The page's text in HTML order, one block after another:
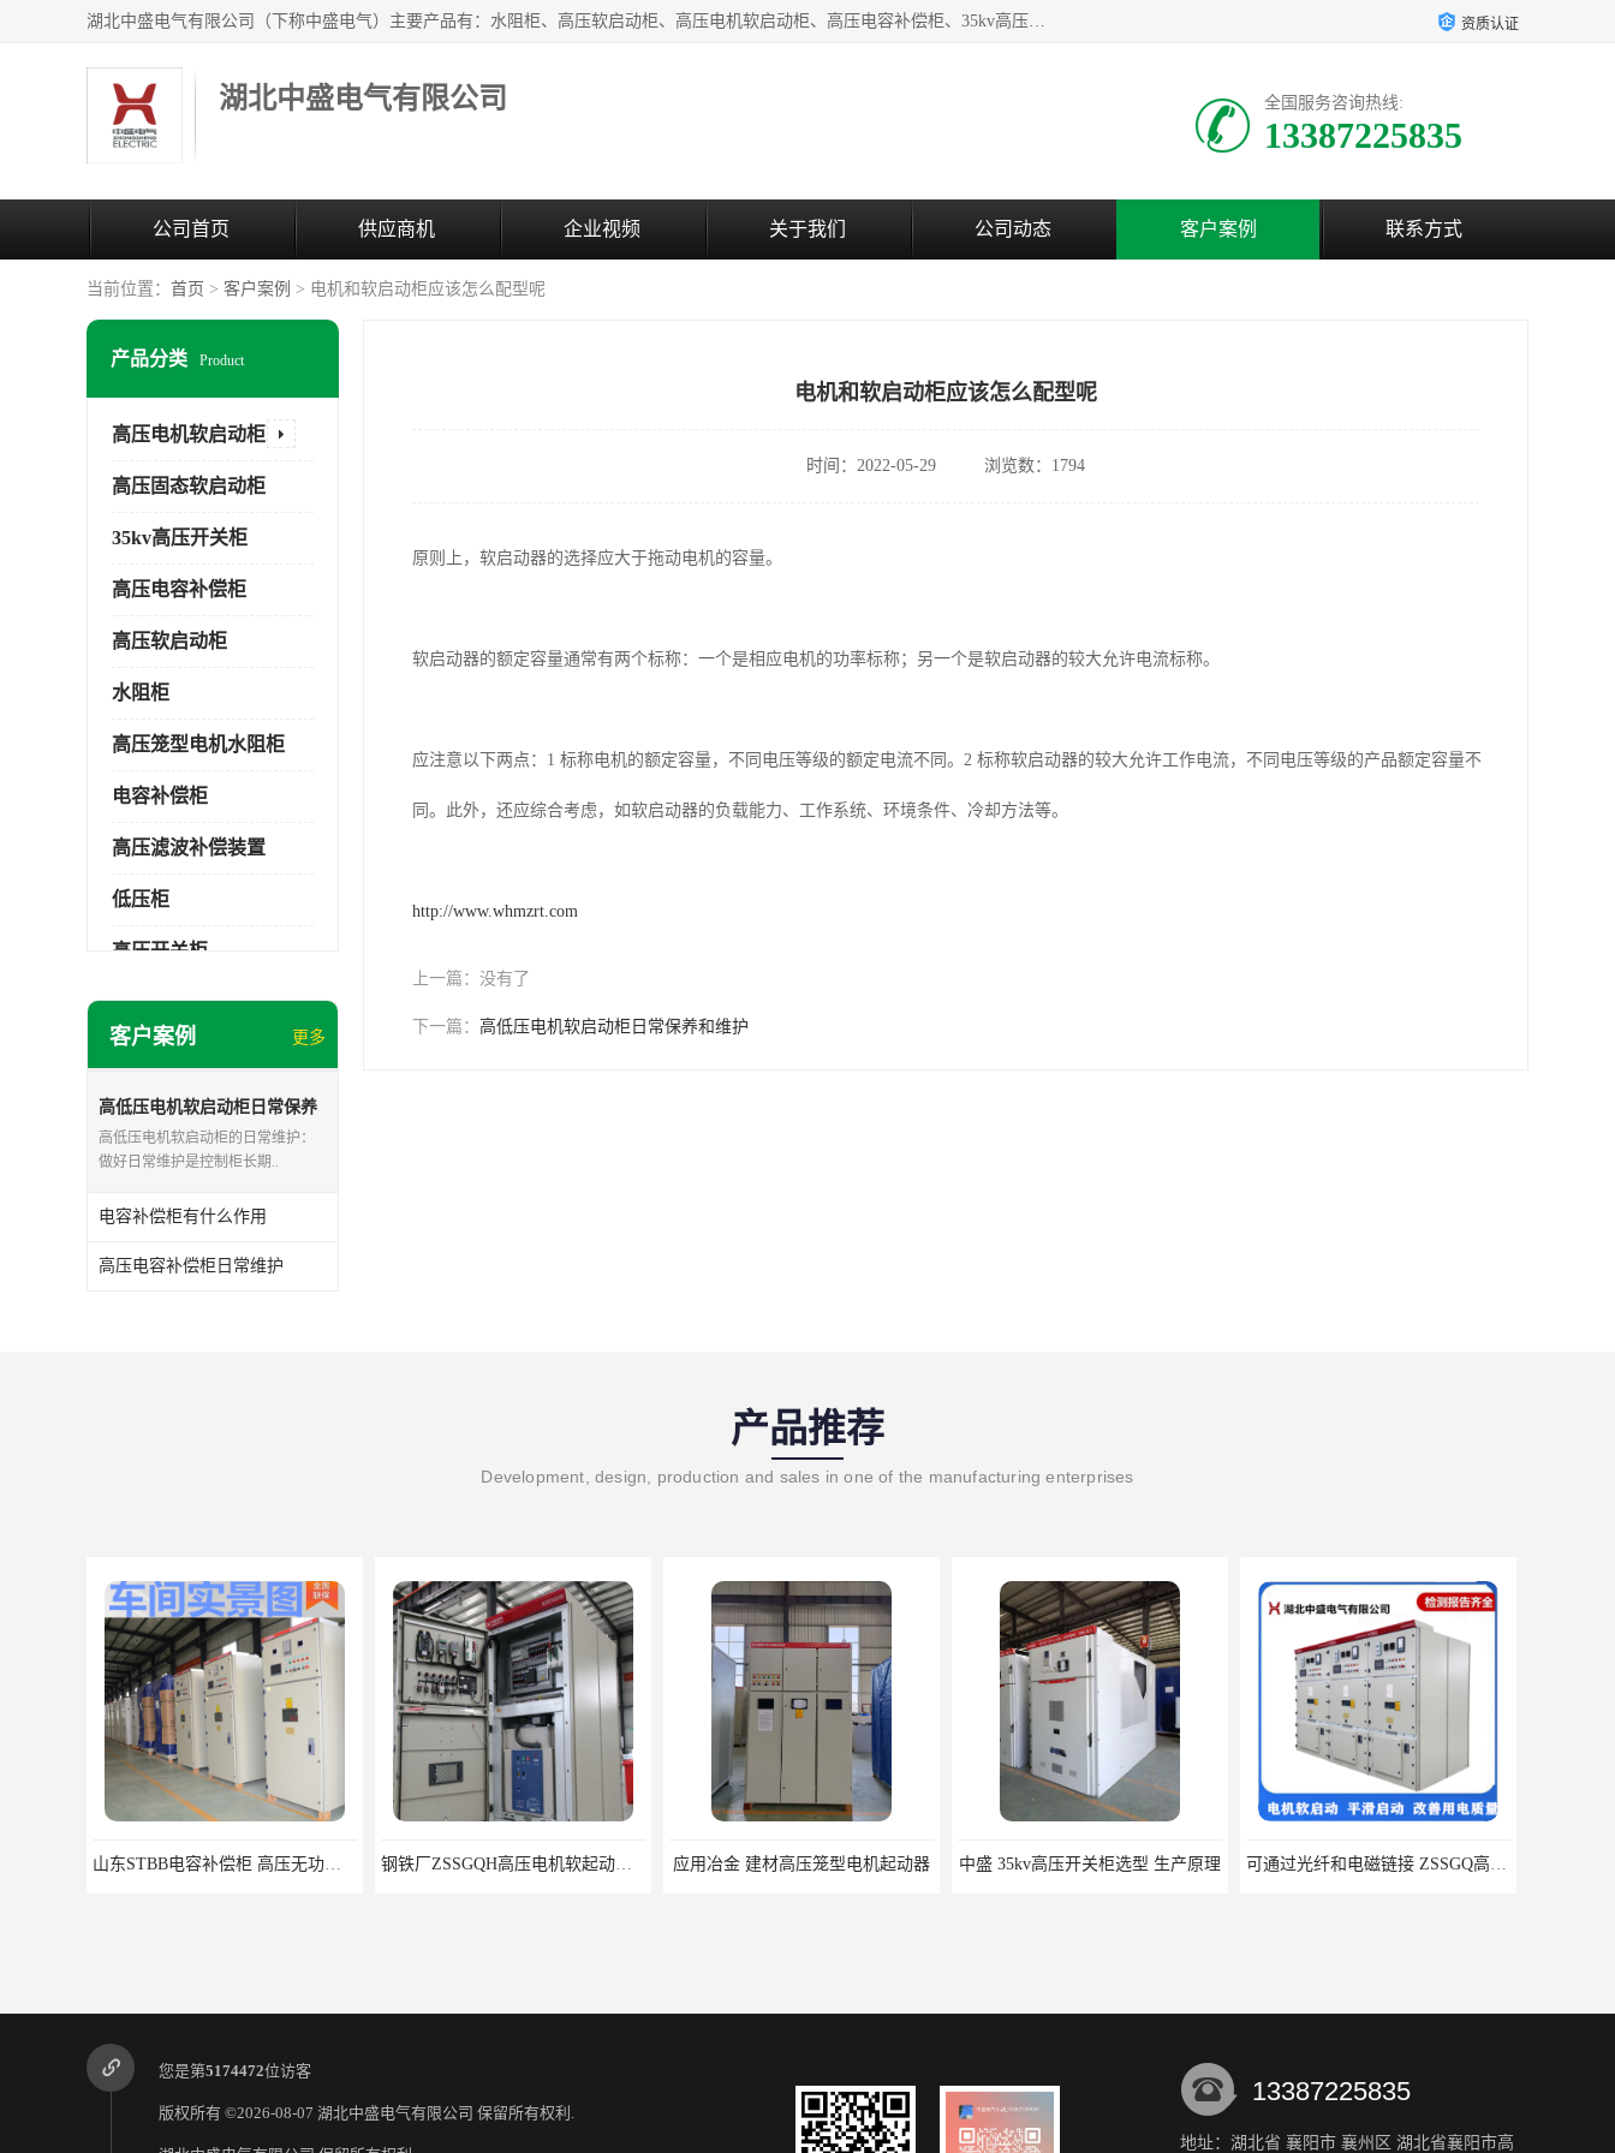
湖北中盛电气有限公司（下称中盛电气）主要产品有：水阻柜、高压软启动柜、高压电机软启动柜、高压电容补偿柜、35kv高压开关柜、高压固态软启动柜等;致力于工业电气控制、电力电子、工业用机器人及自动化产线等产品的研发、制造和应用，是集研发、生产、销售和技术服务于一体的高新技术企业。 资质认证
湖北中盛电气有限公司 全国服务咨询热线:
13387225835
公司首页 供应商机 企业视频 关于我们 公司动态 客户案例 联系方式
当前位置： 首页 > 客户案例 > 电机和软启动柜应该怎么配型呢
产品分类 Product
高压电机软启动柜
高压固态软启动柜
35kv高压开关柜
高压电容补偿柜
高压软启动柜
水阻柜
高压笼型电机水阻柜
电容补偿柜
高压滤波补偿装置
低压柜
高压开关柜
低压补偿柜
磁控软起动装置
组合式变电站
降压启动柜
客户案例 更多
高低压电机软启动柜日常保养
和维护
高低压电机软启动柜的日常维护：
做好日常维护是控制柜长期..
电容补偿柜有什么作用
高压电容补偿柜日常维护
电机和软启动柜应该怎么配型呢
时间：2022-05-29 浏览数：1794
原则上，软启动器的选择应大于拖动电机的容量。
软启动器的额定容量通常有两个标称：一个是相应电机的功率标称；另一个是软启动器的较大允许电流标称。
应注意以下两点：1 标称电机的额定容量，不同电压等级的额定电流不同。2 标称软启动器的较大允许工作电流，不同电压等级的产品额定容量不
同。此外，还应综合考虑，如软启动器的负载能力、工作系统、环境条件、冷却方法等。
http://www.whmzrt.com
上一篇： 没有了
下一篇： 高低压电机软启动柜日常保养和维护
产品推荐
Development, design, production and sales in one of the manufacturing enterprises
山东STBB电容补偿柜 高压无功补偿装置一站式供应 钢铁厂ZSSGQH高压电机软起动柜 重庆干式调压软启动柜厂家 应用冶金 建材高压笼型电机起动器 中盛 35kv高压开关柜选型 生产原理 可通过光纤和电磁链接 ZSSGQ高压固态软启动柜
您是第5174472位访客
版权所有 ©2026-08-07 湖北中盛电气有限公司 保留所有权利.
13387225835
地址：湖北省 襄阳市 襄州区 湖北省襄阳市高